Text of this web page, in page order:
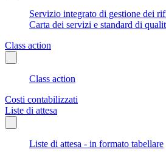
Servizio integrato di gestione dei
Carta dei servizi e standard di
Class action
Class action
Costi contabilizzati
Liste di attesa
Liste di attesa - in formato tabellare